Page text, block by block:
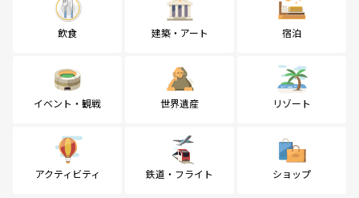
飲食 建築・アート 宿泊
イベント・観戦 世界遺産 リゾート
アクティビティ 鉄道・フライト ショップ